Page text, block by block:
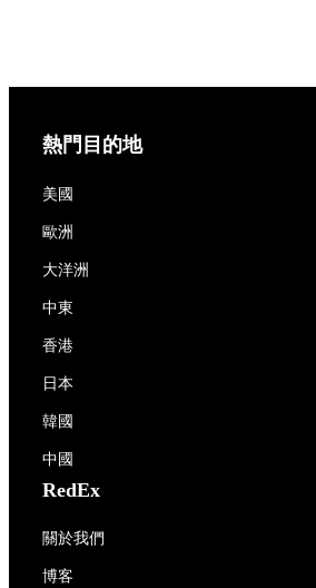
熱門目的地
美國
歐洲
大洋洲
中東
香港
日本
韓國
中國
RedEx
關於我們
博客